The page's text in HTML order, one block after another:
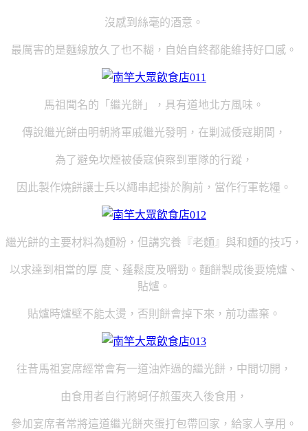
沒感到絲毫的酒意。
最厲害的是麵線放久了也不糊，自始自終都能維持好口感。
馬祖聞名的「繼光餅」，具有道地北方風味。
傳說繼光餅由明朝將軍戚繼光發明，在剿滅倭寇期間，
為了避免坎煙被倭寇偵察到軍隊的行蹤，
因此製作燒餅讓士兵以繩串起掛於胸前，當作行軍乾糧。
繼光餅的主要材料為麵粉，但講究養『老麵』與和麵的技巧，
以求達到相當的厚 度、蓬鬆度及嚼勁。麵餅製成後要燒爐、
貼爐。
貼爐時爐壁不能太燙，否則餅會掉下來，前功盡棄。
往昔馬祖宴席經常會有一道油炸過的繼光餅，中間切開，
由食用者自行將蚵仔煎蛋夾入後食用，
參加宴席者常將這道繼光餅夾蛋打包帶回家，給家人享用。